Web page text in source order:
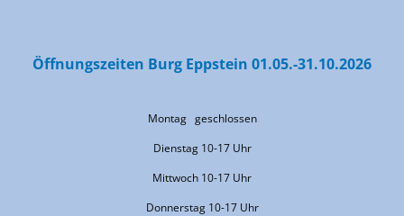
Öffnungszeiten Burg Eppstein 01.05.-31.10.2026
Montag geschlossen
Dienstag 10-17 Uhr
Mittwoch 10-17 Uhr
Donnerstag 10-17 Uhr